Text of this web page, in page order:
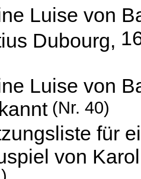
Luise von
Dubourg,
Luise von
(Nr. 40)
für
von